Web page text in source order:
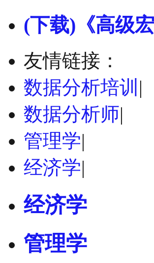
(下载)《高级
友情链接：
数据分析培训 |
数据分析师|
管理学|
经济学|
经济学
管理学